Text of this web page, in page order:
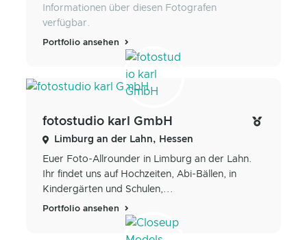
Informationen über diesen Fotografen
verfügbar.
Portfolio ansehen
fotostudio karl GmbH
Limburg an der Lahn, Hessen
Euer Foto-Allrounder in Limburg an der Lahn.
Ihr findet uns auf Hochzeiten, Abi-Bällen, in
Kindergärten und Schulen,...
Portfolio ansehen